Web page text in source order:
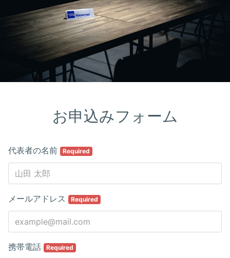
お申込みフォーム
代表者の名前 Required
メールアドレス Required
携帯電話 Required